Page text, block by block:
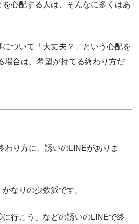
心配する人は、そんなに多くはあ
ついて「大丈夫？」という心配を
場合は、希望が持てる終わり方だ
わり方に、誘いのLINEがありま
なりの少数派です。
行こう」などの誘いのLINEで終